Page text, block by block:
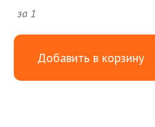
за 1
Добавить в корзину